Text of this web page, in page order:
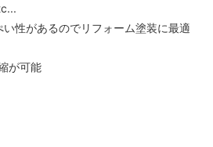
性があるのでリフォーム塗装に最適
が可能